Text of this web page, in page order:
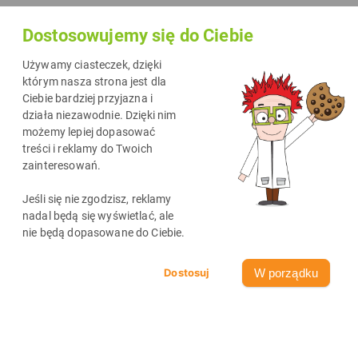
Dostosowujemy się do Ciebie
Używamy ciasteczek, dzięki
którym nasza strona jest dla
Ciebie bardziej przyjazna i
działa niezawodnie. Dzięki nim
możemy lepiej dopasować
treści i reklamy do Twoich
zainteresowań.
Jeśli się nie zgodzisz, reklamy
nadal będą się wyświetlać, ale
nie będą dopasowane do Ciebie.
W porządku
brakuje.
Kiedy jednak
musisz coś
wydrukować,
okazuje się,
że wszystkie
usługę drukowania i kopiowania dokumentów znajdują się
na drugim końcu miasta. Po nerwowym marszobiegu w